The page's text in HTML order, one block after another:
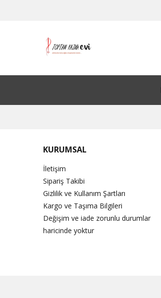
KURUMSAL
İletişim
Sipariş Takibi
Gizlilik ve Kullanım Şartları
Kargo ve Taşıma Bilgileri
Değişim ve iade zorunlu durumlar
haricinde yoktur